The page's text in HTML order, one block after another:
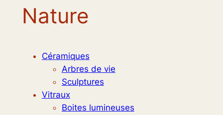
Nature
Céramiques
Arbres de vie
Sculptures
Vitraux
Boites lumineuses